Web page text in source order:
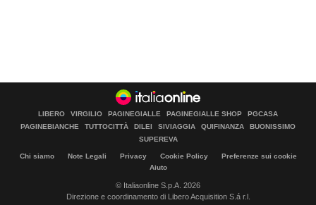
LIBERO VIRGILIO PAGINEGIALLE PAGINEGIALLE SHOP
PGCASA
PAGINEBIANCHE
TUTTOCITTÀ DILEI SIVIAGGIA QUIFINANZA
BUONISSIMO
SUPEREVA
Chi siamo Note Legali Privacy Cookie Policy
Preferenze sui cookie
Aiuto
© Italiaonline S.p.A. 2026
Direzione e coordinamento di Libero Acquisition S.á r.l.